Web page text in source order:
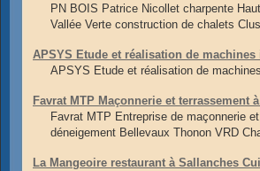
PN BOIS Patrice Nicollet charpente
Vallée Verte construction de chalets
APSYS Etude et réalisation de
APSYS Etude et réalisation de
Favrat MTP Maçonnerie et terrassement
Favrat MTP Entreprise de maçonnerie
déneigement Bellevaux Thonon VRD
La Mangeoire restaurant à Sallanches